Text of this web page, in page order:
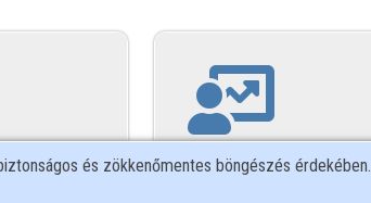
és zökkenőmentes böngészés érdekében.